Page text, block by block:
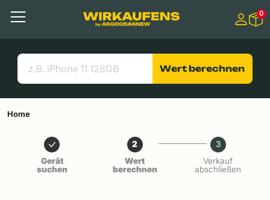
Menü
Suchen
Nützliche Links
0
Wert berechnen
Home
Gerät
suchen
2
Wert
berechnen
3
Verkauf
abschließen